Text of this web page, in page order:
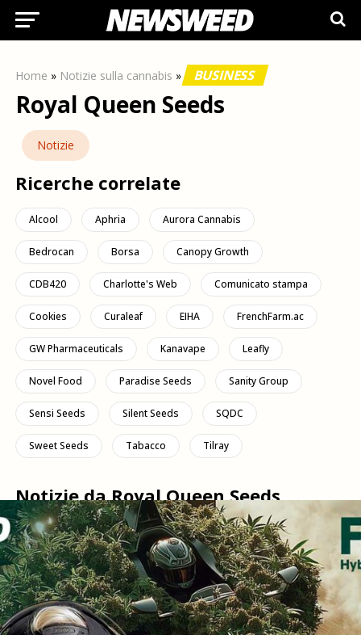
Home » Notizie sulla cannabis » BUSINESS
Royal Queen Seeds
Notizie
Ricerche correlate
Alcool Aphria Aurora Cannabis
Bedrocan Borsa Canopy Growth
CDB420 Charlotte's Web Comunicato stampa
Cookies Curaleaf EIHA FrenchFarm.ac
GW Pharmaceuticals Kanavape Leafly
Novel Food Paradise Seeds Sanity Group
Sensi Seeds Silent Seeds SQDC
Sweet Seeds Tabacco Tilray
Notizie da Royal Queen Seeds